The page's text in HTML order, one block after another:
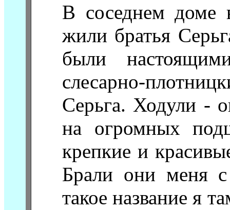
В соседнем доме
жили братья
были
слесарно-
Серьга. Ходули -
на огромных
крепкие и
Брали они меня
такое название я